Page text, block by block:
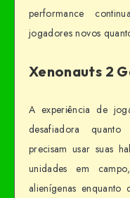
performance
jogadores novos
Xenonauts 2
A experiência de
desafiadora quanto
precisam usar suas
unidades em
alienígenas enquanto